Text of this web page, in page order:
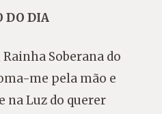
DIA
Rainha Soberana do
me pela mão e
na Luz do querer